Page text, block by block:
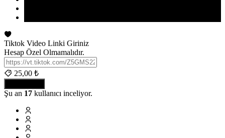
Tiktok Video Linki Giriniz
Hesap Özel Olmamalıdır.
25,00 ₺
Şu an 17 kullanıcı inceliyor.